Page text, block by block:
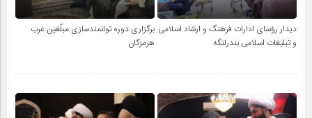
دیدار رؤسای ادارات فرهنگ و ارشاد اسلامی
و تبلیغات اسلامی بندرلنگه
برگزاری دوره توانمندسازی مبلّغین غرب
هرمزگان